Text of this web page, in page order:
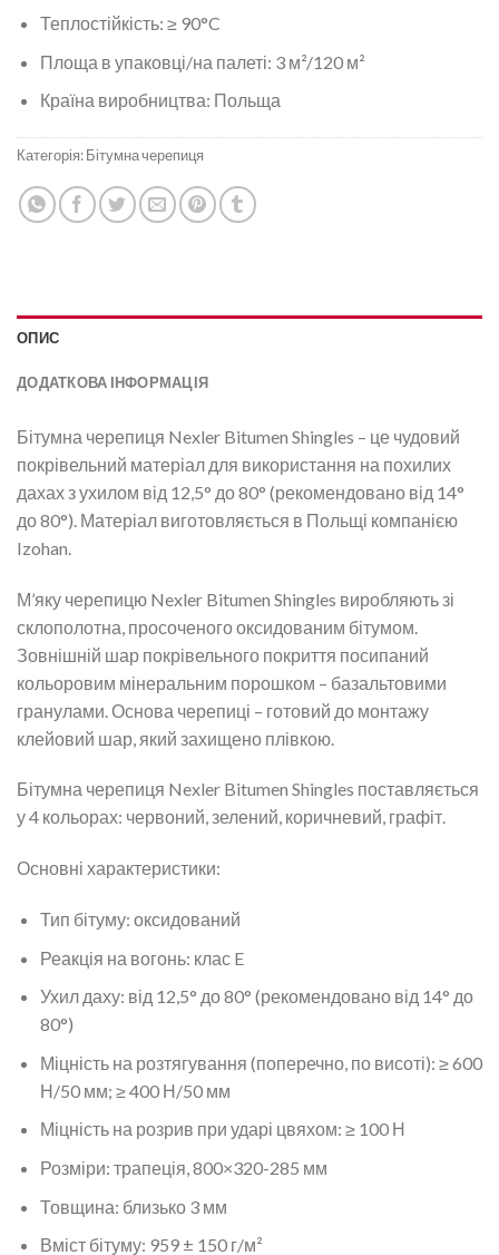
Теплостійкість: ≥ 90°C
Площа в упаковці/на палеті: 3 м²/120 м²
Країна виробництва: Польща
Категорія:Бітумна черепиця
ОПИС
ДОДАТКОВА ІНФОРМАЦІЯ
Бітумна черепиця Nexler Bitumen Shingles – це чудовий
покрівельний матеріал для використання на похилих
дахах з ухилом від 12,5° до 80° (рекомендовано від 14°
до 80°). Матеріал виготовляється в Польщі компанією
Izohan.
М’яку черепицю Nexler Bitumen Shingles виробляють зі
склополотна, просоченого оксидованим бітумом.
Зовнішній шар покрівельного покриття посипаний
кольоровим мінеральним порошком – базальтовими
гранулами. Основа черепиці – готовий до монтажу
клейовий шар, який захищено плівкою.
Бітумна черепиця Nexler Bitumen Shingles поставляється
у 4 кольорах: червоний, зелений, коричневий, графіт.
Основні характеристики:
Тип бітуму: оксидований
Реакція на вогонь: клас E
Ухил даху: від 12,5° до 80° (рекомендовано від 14° до
80°)
Міцність на розтягування (поперечно, по висоті): ≥ 600
Н/50 мм; ≥ 400 Н/50 мм
Міцність на розрив при ударі цвяхом: ≥ 100 Н
Розміри: трапеція, 800×320-285 мм
Товщина: близько 3 мм
Вміст бітуму: 959 ± 150 г/м²